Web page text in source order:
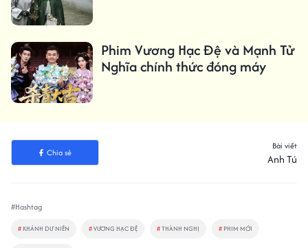
Phim Vương Hạc Đệ và Mạnh Tử
Nghĩa chính thức đóng máy
Chia sẻ
Bài viết
Anh Tú
#Hashtag
# KHÁNH DƯ NIÊN #VƯƠNG HẠC ĐỆ #THÀNH NGHỊ # PHIM MỚI